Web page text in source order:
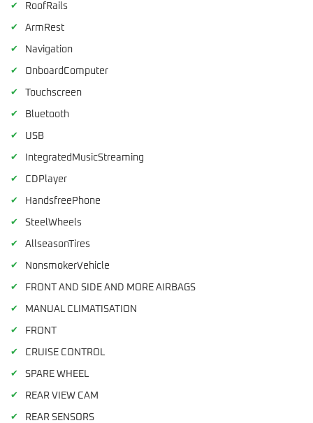
✔ RoofRails
✔ ArmRest
✔ Navigation
✔ OnboardComputer
✔ Touchscreen
✔ Bluetooth
✔ USB
✔ IntegratedMusicStreaming
✔ CDPlayer
✔ HandsfreePhone
✔ SteelWheels
✔ AllseasonTires
✔ NonsmokerVehicle
✔ FRONT AND SIDE AND MORE AIRBAGS
✔ MANUAL CLIMATISATION
✔ FRONT
✔ CRUISE CONTROL
✔ SPARE WHEEL
✔ REAR VIEW CAM
✔ REAR SENSORS